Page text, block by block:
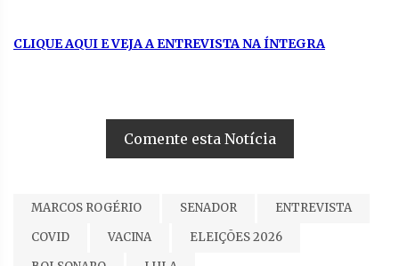
CLIQUE AQUI E VEJA A ENTREVISTA NA ÍNTEGRA
Comente esta Notícia
MARCOS ROGÉRIO SENADOR
ENTREVISTA
COVID
VACINA
ELEIÇÕES 2026